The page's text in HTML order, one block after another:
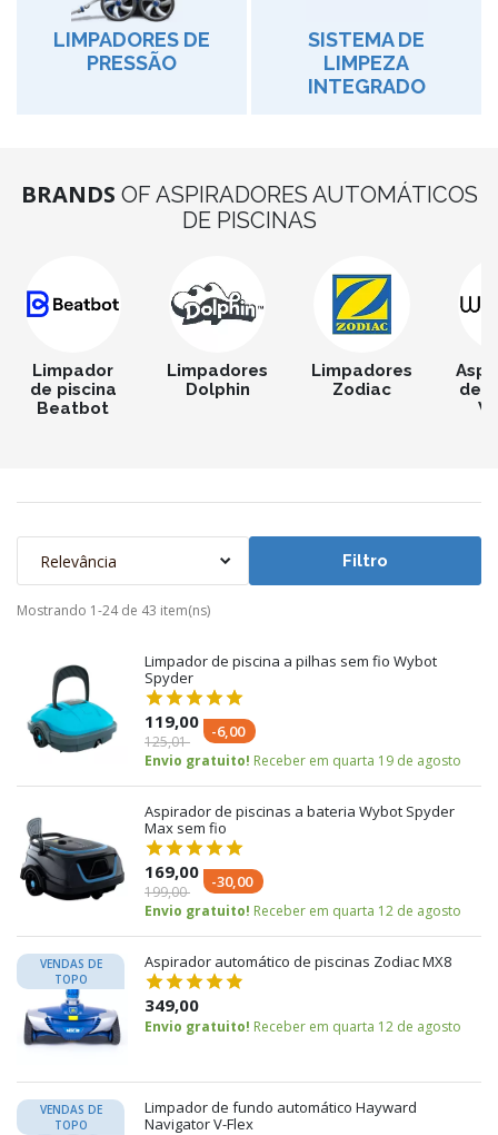
LIMPADORES DE
PRESSÃO
SISTEMA DE
LIMPEZA
INTEGRADO
BRANDS OF ASPIRADORES AUTOMÁTICOS
DE PISCINAS
Limpador
de piscina
Beatbot
Limpadores
Dolphin
Limpadores
Zodiac
de
Relevância Filtro
Mostrando 1-24 de 43 item(ns)
Limpador de piscina a pilhas sem fio Wybot
Spyder
119,00
125,01
-6,00
Envio gratuito! Receber em quarta 19 de agosto
Aspirador de piscinas a bateria Wybot Spyder
Max sem fio
169,00
199,00
-30,00
Envio gratuito! Receber em quarta 12 de agosto
VENDAS DE
TOPO
Aspirador automático de piscinas Zodiac MX8
349,00
Envio gratuito! Receber em quarta 12 de agosto
VENDAS DE
TOPO
Limpador de fundo automático Hayward
Navigator V-Flex